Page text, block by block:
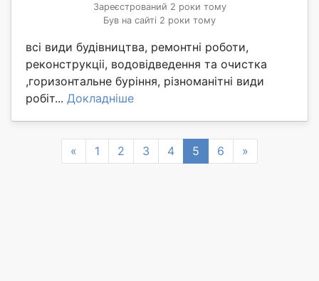
Зареєстрований 2 роки тому
Був на сайті 2 роки тому
всі види будівництва, ремонтні роботи,
реконструкціі, водовідведення та очистка
,горизонтальне буріння, різноманітні види
робіт... Докладніше
« Previous
1 2 3 4 5 6 »